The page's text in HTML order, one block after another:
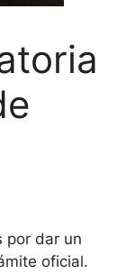
por dar un
oficial.